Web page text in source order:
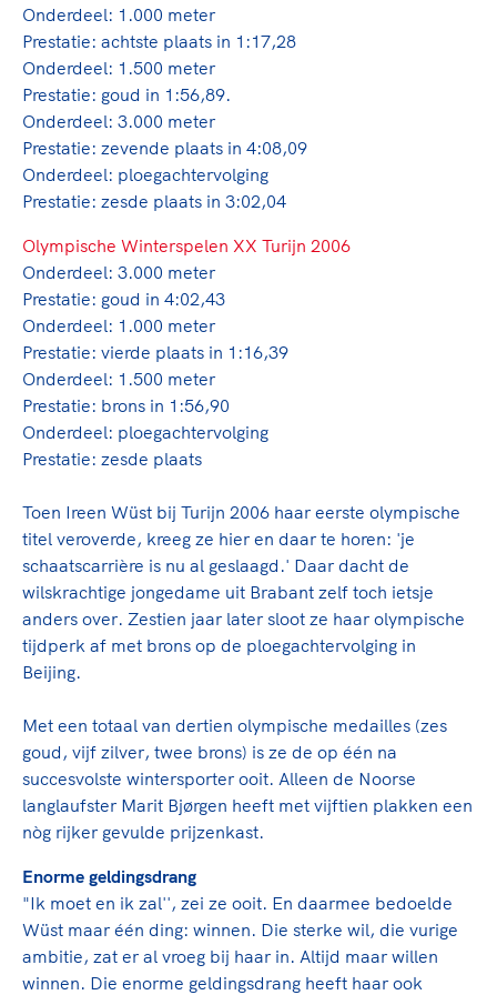
Onderdeel: 1.000 meter
Prestatie: achtste plaats in 1:17,28
Onderdeel: 1.500 meter
Prestatie: goud in 1:56,89.
Onderdeel: 3.000 meter
Prestatie: zevende plaats in 4:08,09
Onderdeel: ploegachtervolging
Prestatie: zesde plaats in 3:02,04
Olympische Winterspelen XX Turijn 2006
Onderdeel: 3.000 meter
Prestatie: goud in 4:02,43
Onderdeel: 1.000 meter
Prestatie: vierde plaats in 1:16,39
Onderdeel: 1.500 meter
Prestatie: brons in 1:56,90
Onderdeel: ploegachtervolging
Prestatie: zesde plaats
Toen Ireen Wüst bij Turijn 2006 haar eerste olympische
titel veroverde, kreeg ze hier en daar te horen: 'je
schaatscarrière is nu al geslaagd.' Daar dacht de
wilskrachtige jongedame uit Brabant zelf toch ietsje
anders over. Zestien jaar later sloot ze haar olympische
tijdperk af met brons op de ploegachtervolging in
Beijing.
Met een totaal van dertien olympische medailles (zes
goud, vijf zilver, twee brons) is ze de op één na
succesvolste wintersporter ooit. Alleen de Noorse
langlaufster Marit Bjørgen heeft met vijftien plakken een
nòg rijker gevulde prijzenkast.
Enorme geldingsdrang
"Ik moet en ik zal'', zei ze ooit. En daarmee bedoelde
Wüst maar één ding: winnen. Die sterke wil, die vurige
ambitie, zat er al vroeg bij haar in. Altijd maar willen
winnen. Die enorme geldingsdrang heeft haar ook